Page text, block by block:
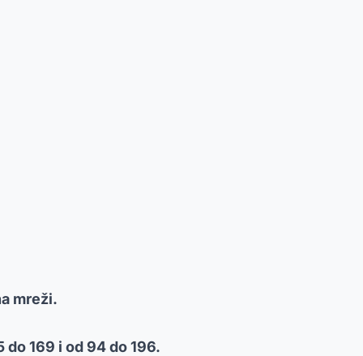
mreži.
do 169 i od 94 do 196.